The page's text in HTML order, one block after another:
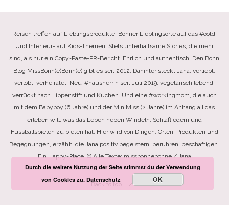
Reisen treffen auf Lieblingsprodukte, Bonner Lieblingsorte auf das #ootd.
Und Interieur- auf Kids-Themen. Stets unterhaltsame Stories, die mehr
sind, als nur ein Copy-Paste-PR-Bericht. Ehrlich und authentisch. Den Bonn
Blog MissBonn(e)Bonn(e) gibt es seit 2012. Dahinter steckt Jana, verliebt,
verlobt, verheiratet, Neu-#hausherrin seit Juli 2019, vegetarisch lebend,
verrückt nach Lippenstift und Kuchen. Und eine #workingmom, die auch
mit dem Babyboy (6 Jahre) und der MiniMiss (2 Jahre) im Anhang all das
erleben will, was das Leben neben Windeln, Schlafliedern und
Fussballspielen zu bieten hat. Hier wird von Dingen, Orten, Produkten und
Begegnungen, erzählt, die Jana positiv begeistern, berühren, beschäftigen.
Ein Happy-Place. © Alle Texte: missbonnebonne / Jana
Back to top
Durch die weitere Nutzung der Seite stimmst du der Verwendung
von Cookies zu.Datenschutz OK